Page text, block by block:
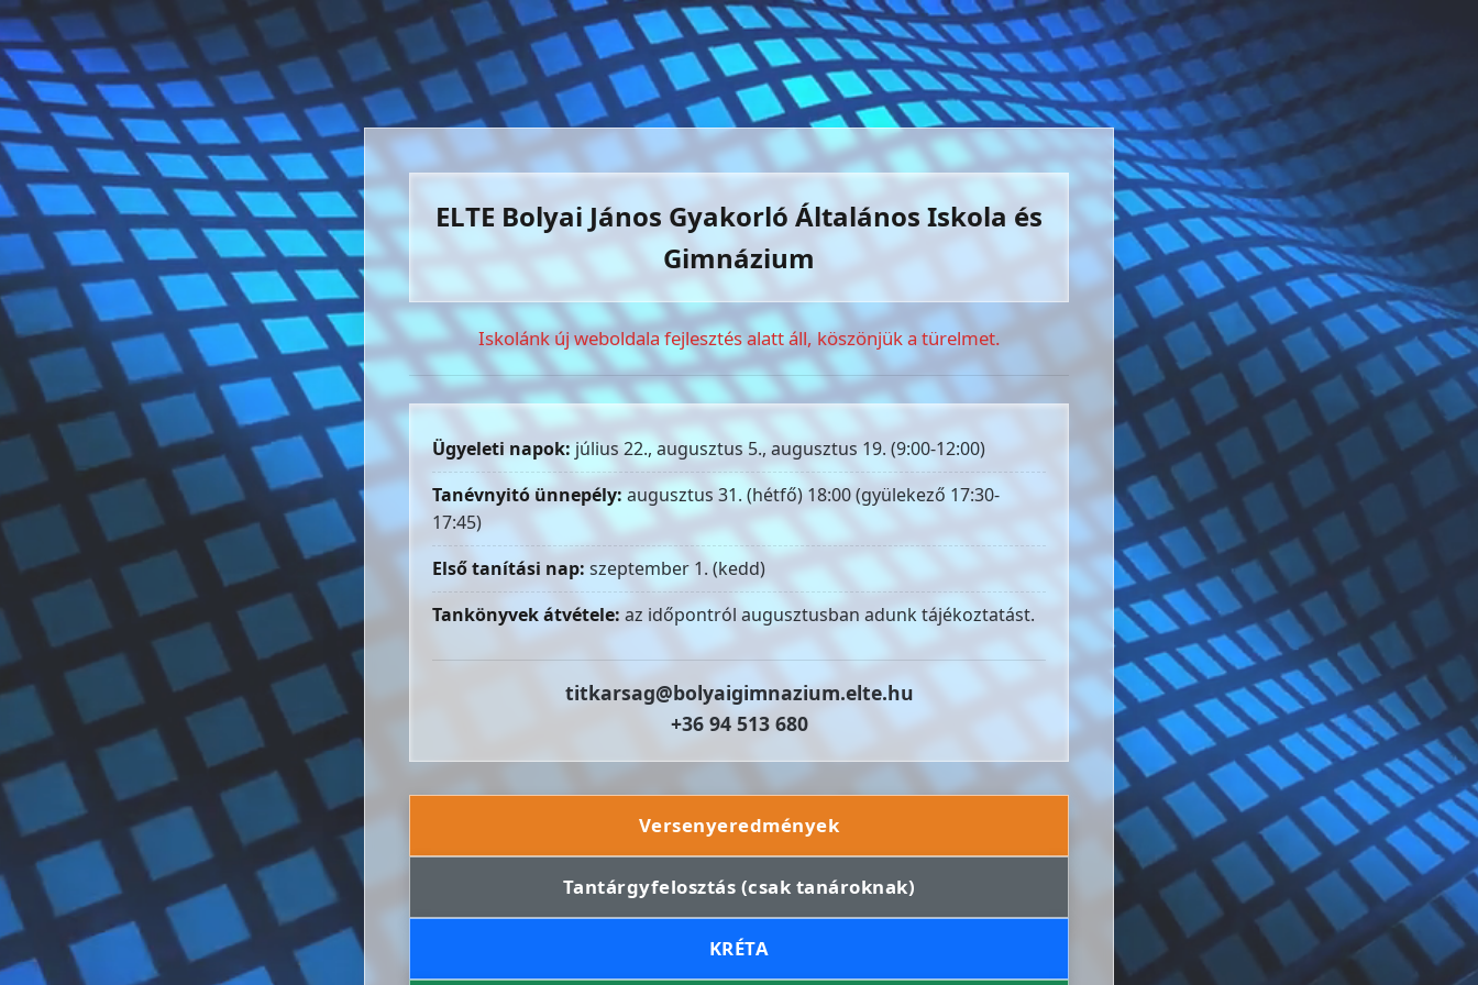
ELTE Bolyai János Gyakorló Általános Iskola és
Gimnázium
Iskolánk új weboldala fejlesztés alatt áll, köszönjük a türelmet.
Ügyeleti napok:július 22., augusztus 5., augusztus 19. (9:00-12:00)
Tanévnyitó ünnepély:augusztus 31. (hétfő) 18:00 (gyülekező 17:30-
17:45)
Első tanítási nap: szeptember 1. (kedd)
Tankönyvek átvétele: az időpontról augusztusban adunk tájékoztatást.
titkarsag@bolyaigimnazium.elte.hu
+36 94 513 680
Versenyeredmények
Tantárgyfelosztás (csak tanároknak)
KRÉTA